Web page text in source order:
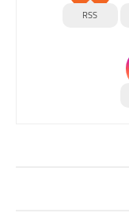
RSS